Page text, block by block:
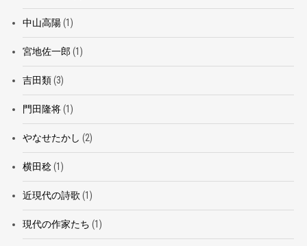
中山高陽(1)
宮地佐一郎 (1)
吉田類(3)
門田隆将(1)
やなせたかし (2)
横田稔(1)
近現代の詩歌 (1)
現代の作家たち (1)